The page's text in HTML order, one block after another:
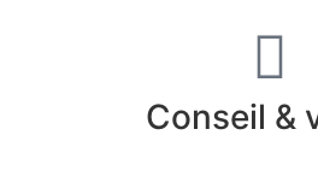
Conseil &